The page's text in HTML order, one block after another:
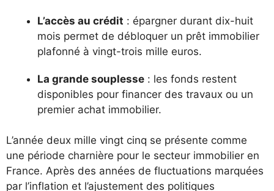
L’accès au crédit : épargner durant dix-huit
mois permet de débloquer un prêt immobilier
plafonné à vingt-trois mille euros.
La grande souplesse : les fonds restent
disponibles pour financer des travaux ou un
premier achat immobilier.
L’année deux mille vingt cinq se présente comme
une période charnière pour le secteur immobilier en
France. Après des années de fluctuations marquées
par l’inflation et l’ajustement des politiques